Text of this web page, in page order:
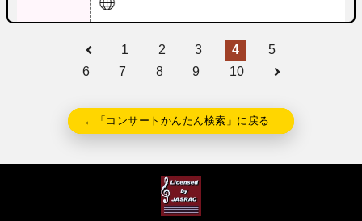
1 2 3 4
5
6
7 8 9 10
←「コンサートかんたん検索」に戻る